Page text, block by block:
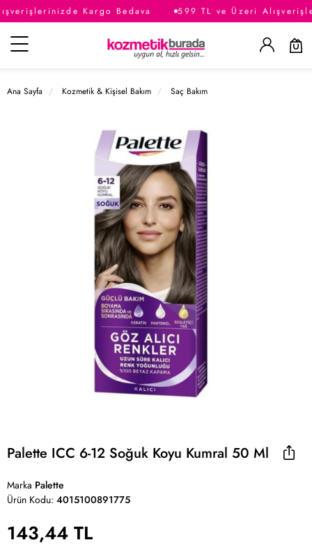
Kargo Bedava 599 TL ve Üzeri
Kategoriler
Ana Sayfa Kozmetik & Kişisel Bakım Saç Bakım
Palette ICC 6-12 Soğuk Koyu Kumral 50 Ml
Marka Palette
Ürün Kodu: 4015100891775
143,44 TL